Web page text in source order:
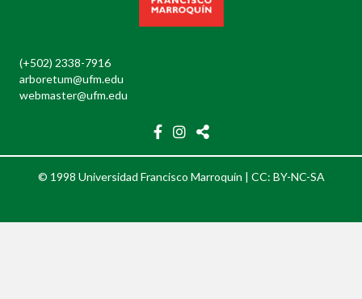
(+502) 2338-7916
arboretum@ufm.edu
webmaster@ufm.edu
© 1998 Universidad Francisco Marroquín | CC: BY-NC-SA